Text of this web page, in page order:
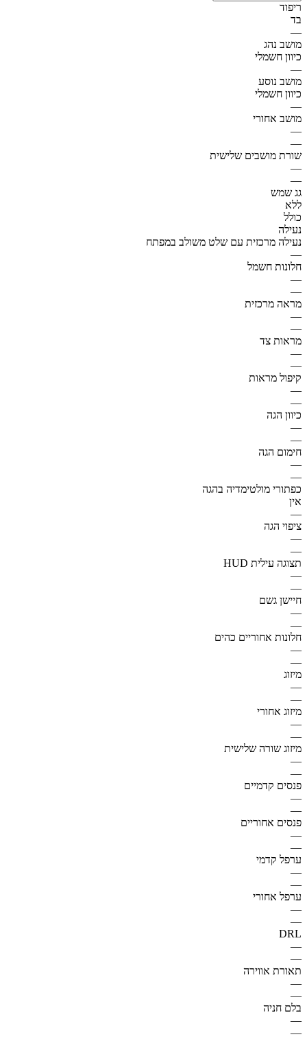
ריפוד
בד
—
מושב נהג
כיוון חשמלי
—
מושב נוסע
כיוון חשמלי
—
מושב אחורי
—
—
שורת מושבים שלישית
—
—
גג שמש
ללא
כולל
נעילה
נעילה מרכזית עם שלט משולב במפתח
—
חלונות חשמל
—
—
מראה מרכזית
—
—
מראות צד
—
—
קיפול מראות
—
—
כיוון הגה
—
—
חימום הגה
—
—
כפתורי מולטימדיה בהגה
אין
—
ציפוי הגה
—
—
תצוגה עילית HUD
—
—
חיישן גשם
—
—
חלונות אחוריים כהים
—
—
מיזוג
—
—
מיזוג אחורי
—
—
מיזוג שורה שלישית
—
—
פנסים קדמיים
—
—
פנסים אחוריים
—
—
ערפל קדמי
—
—
ערפל אחורי
—
—
DRL
—
—
תאורת אווירה
—
—
בלם חניה
—
—